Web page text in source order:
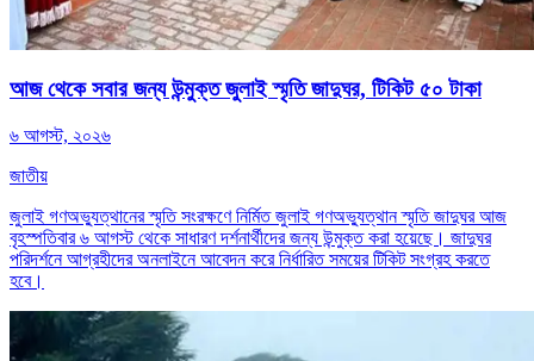
আজ থেকে সবার জন্য উন্মুক্ত জুলাই স্মৃতি জাদুঘর, টিকিট ৫০ টাকা
৬ আগস্ট, ২০২৬
জাতীয়
জুলাই গণঅভ্যুত্থানের স্মৃতি সংরক্ষণে নির্মিত জুলাই গণঅভ্যুত্থান স্মৃতি জাদুঘর আজ
বৃহস্পতিবার ৬ আগস্ট থেকে সাধারণ দর্শনার্থীদের জন্য উন্মুক্ত করা হয়েছে। জাদুঘর
পরিদর্শনে আগ্রহীদের অনলাইনে আবেদন করে নির্ধারিত সময়ের টিকিট সংগ্রহ করতে
হবে।